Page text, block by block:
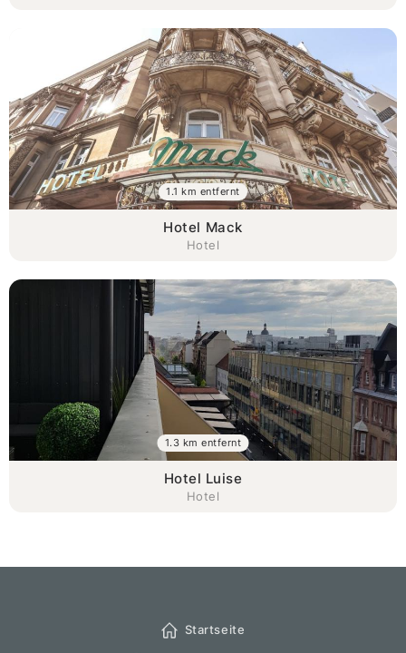
Hotel Mack
Hotel
1.1 km entfernt
Hotel Luise
Hotel
1.3 km entfernt
Startseite